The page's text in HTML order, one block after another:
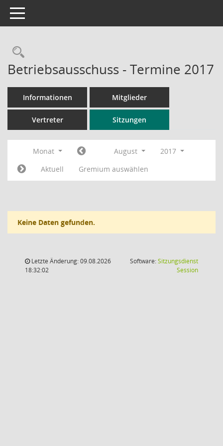
Toggle navigation
Rechercheauswahl
Betriebsausschuss - Termine 2017
Informationen Mitglieder
Vertreter Sitzungen
Monat August
2017
Aktuell
Gremium auswählen
Keine Daten gefunden.
Letzte Änderung: 09.08.2026
18:32:02
Software:Sitzungsdienst
Session(Wird in